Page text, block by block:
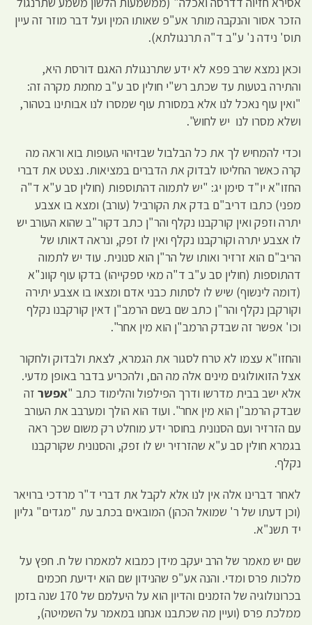
הזכר אסור והנקבה מותר אע"פ שאותו המין ועל דבר מוזר זה עיין
תוס' נידה נ' ע"ב ד"ה תרנגולתא).
וכאן נמצא שרב פפא לא ידע שתרנגולת האגם דורסת היא,
והתירה בטעות עד שכתב רש"י חולין סב ע"ב מחמת מקרה זה:
"ואין עוף נאכל לנו אלא במסורת עוף שמסרו לנו אבותינו בטהור,
ושלא מסרו לנו יש לחוש".
וכדי להמחיש לך את כל הבלבול שבזיהוי העופות בוא וראה מה
קרה כאשר החליטו לבדוק את הדברים במציאות. נצטט את דברי
החזו"א יו"ד סימן יג: "יש לתמוה דהתוספות (חולין סב ע"א ד"ה
מפני) כתבו דריב"ם בדק את הקורביל (עורב) ומצא בו אצבע
יתרה וזפק ואין קורקבנו נקלף והר"ן כתב דקור"ב שהוא העורב יש
לו אצבע יתרה וקורקבנו נקלף ואין לו זפק, ונראה דאותו של
הריב"ם הוא זרזיר ואותו של הר"ן הוא סנונית. עוד יש לתמוה
דהתוספות (חולין סב ע"ב ד"ה מאי ספקייהו) בדקו עוף קוונ"א
(דומה לינשוף) שיש לו לסתות כבני אדם ומצאו בו אצבע יתירה
וקורקבן נקלף והר"ן כתב שם בשם הרמב"ן דאין קורקבנו נקלף
וכו' אפשר זה שבדק הרמב"ן הוא מין אחר".
והחזו"א עצמו לא טרח לסגור את הגמרא, לצאת ולבדוק ולחקור
אצל הזואולוגים מינים אלה מה הם, ולהכריע בדבר באופן מדעי.
אלא ישב בבית מדרשו ודרך הפילפול והלימוד כתב "אפשר זה
שבדק הרמב"ן הוא מין אחר". ועוד הוא הולך ומערבב את העורב
עם הזרזיר ועם הסנונית בחוסר ידע מוחלט רק משום שכך ראה
בגמרא חולין סב ע"א שהזרזיר יש לו זפק, והסנונית שקורקבנו
נקלף.
לאחר דברינו אלה אין לנו אלא לקבל את דברי ד"ר מרדכי ברויאר
(וכן דעתו של ר' שמואל הכהן) המובאים בכתב עת "מגדים" גליון
יד תשנ"א.
שם יש מאמר של הרב יעקב מידן כמבוא למאמרו של ח. חפץ על
מלכות פרס ומדי. והנה אע"פ שהנידון שם הוא ידיעת חכמים
בכרונולוגיה של הזמנים והדיון הוא על היעלמם של 170 שנה בזמן
ממלכת פרס (ועיין מה שכתבנו אנחנו במאמר על השמיטה),